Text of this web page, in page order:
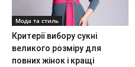
Мода та стиль
Критерії вибору сукні
великого розміру для
повних жінок і кращі